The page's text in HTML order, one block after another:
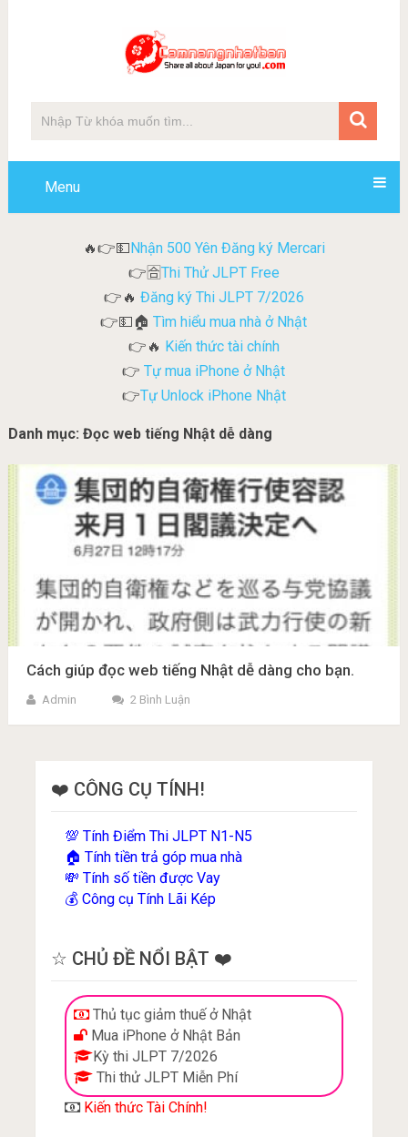
Menu
🔥👉💵Nhận 500 Yên Đăng ký Mercari
👉🈴Thi Thử JLPT Free
👉🔥 Đăng ký Thi JLPT 7/2026
👉💵🏠Tìm hiểu mua nhà ở Nhật
👉🔥 Kiến thức tài chính
👉 Tự mua iPhone ở Nhật
👉Tự Unlock iPhone Nhật
Danh mục: Đọc web tiếng Nhật dễ dàng
Cách giúp đọc web tiếng Nhật dễ dàng cho bạn.
Admin 2 Bình Luận
❤️ CÔNG CỤ TÍNH!
💯Tính Điểm Thi JLPT N1-N5
🏠Tính tiền trả góp mua nhà
💸Tính số tiền được Vay
💰Công cụ Tính Lãi Kép
☆ CHỦ ĐỀ NỔI BẬT ❤️
Thủ tục giảm thuế ở Nhật
Mua iPhone ở Nhật Bản
Kỳ thi JLPT 7/2026
Thi thử JLPT Miễn Phí
Kiến thức Tài Chính!